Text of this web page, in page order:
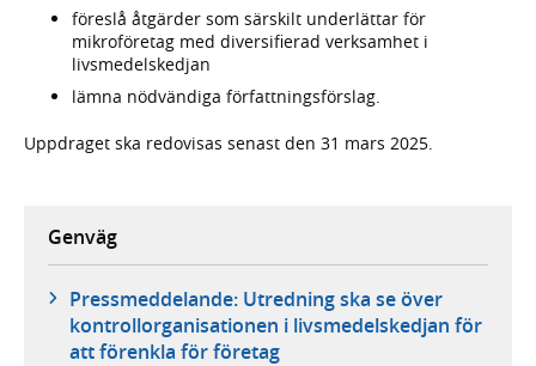
föreslå åtgärder som särskilt underlättar för
mikroföretag med diversifierad verksamhet i
livsmedelskedjan
lämna nödvändiga författningsförslag.
Uppdraget ska redovisas senast den 31 mars 2025.
Genväg
Pressmeddelande: Utredning ska se över
kontrollorganisationen i livsmedelskedjan för
att förenkla för företag